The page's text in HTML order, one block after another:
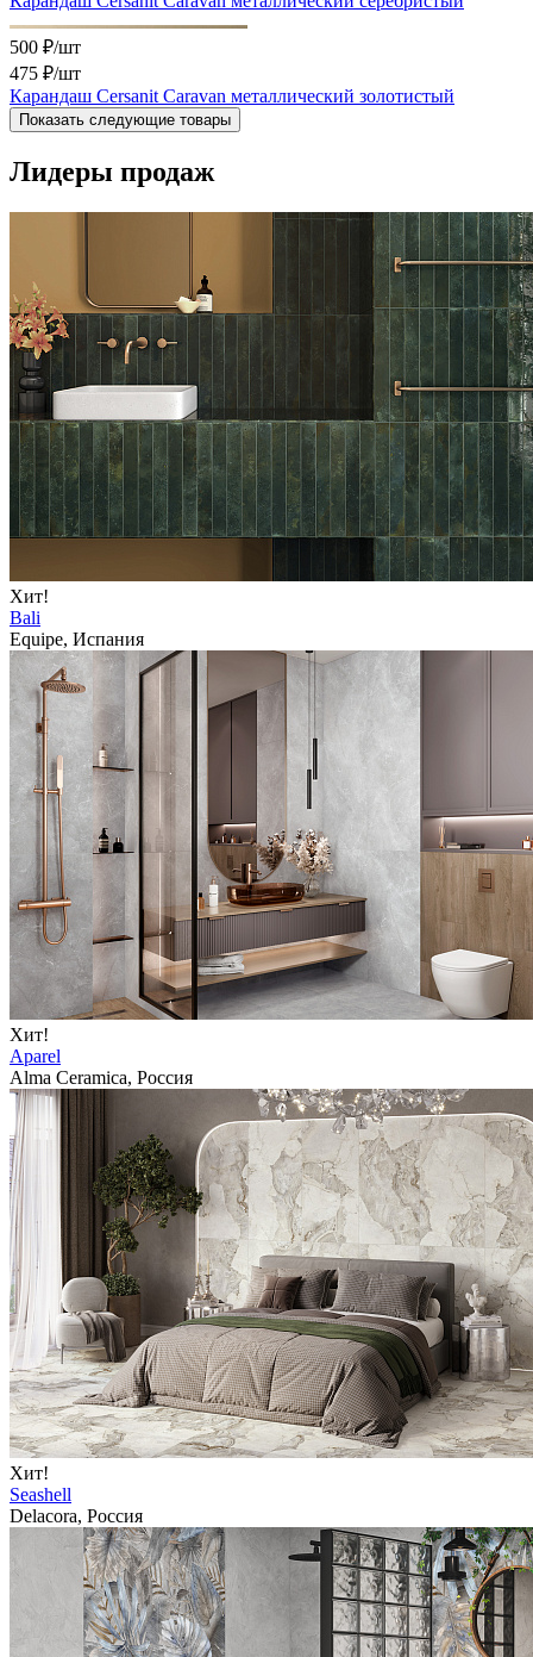
500 ₽/шт
475 ₽/шт
Карандаш Cersanit Caravan металлический золотистый
Показать следующие товары
Лидеры продаж
Хит!
Bali
Equipe, Испания
Хит!
Aparel
Alma Ceramica, Россия
Хит!
Seashell
Delacora, Россия